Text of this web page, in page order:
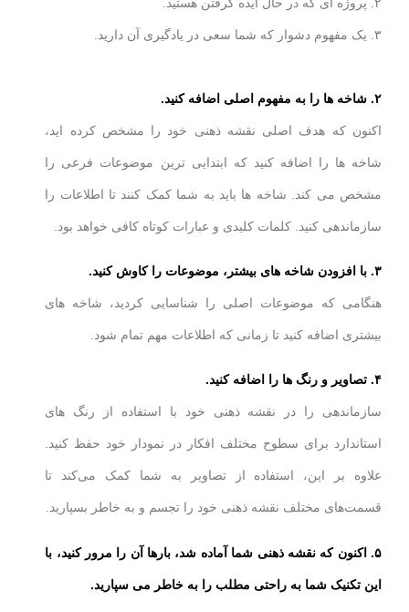
۳. یک مفهوم دشوار که شما سعی در یادگیری آن دارید.
۲. شاخه ها را به مفهوم اصلی اضافه کنید.
اکنون که هدف اصلی نقشه ذهنی خود را مشخص کرده اید،
شاخه ها را اضافه کنید که ابتدایی ترین موضوعات فرعی را
مشخص می کند. شاخه ها باید به شما کمک کنند تا اطلاعات را
سازماندهی کنید. کلمات کلیدی و عبارات کوتاه کافی خواهد بود.
۳. با افزودن شاخه های بیشتر، موضوعات را کاوش کنید.
هنگامی که موضوعات اصلی را شناسایی کردید، شاخه های
بیشتری اضافه کنید تا زمانی که اطلاعات مهم تمام شود.
۴. تصاویر و رنگ ها را اضافه کنید.
سازماندهی را در نقشه ذهنی خود با استفاده از رنگ های
استاندارد برای سطوح مختلف افکار در نمودار خود حفظ کنید.
علاوه بر این، استفاده از تصاویر به شما کمک می‌کند تا
قسمت‌های مختلف نقشه ذهنی خود را تجسم و به خاطر بسپارید.
۵. اکنون که نقشه ذهنی شما آماده شد، بارها آن را مرور کنید، با
این تکنیک شما به راحتی مطلب را به خاطر می سپارید.